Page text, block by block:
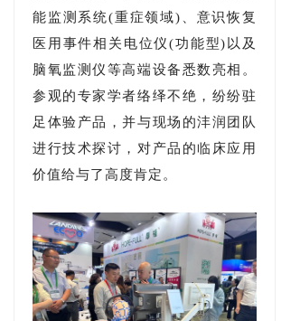
能监测系统(重症领域)、意识恢复
医用事件相关电位仪(功能型)以及
脑氧监测仪等高端设备悉数亮相。
参观的专家学者络绎不绝，纷纷驻
足体验产品，并与现场的沣润团队
进行技术探讨，对产品的临床应用
价值给与了高度肯定。